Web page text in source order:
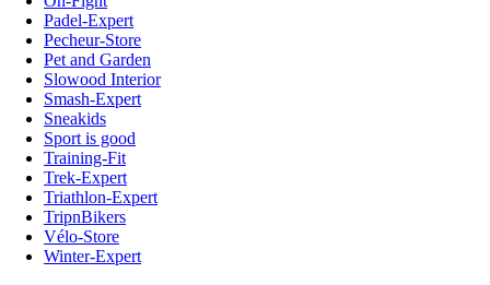
Padel-Expert
Pecheur-Store
Pet and Garden
Slowood Interior
Smash-Expert
Sneakids
Sport is good
Training-Fit
Trek-Expert
Triathlon-Expert
TripnBikers
Vélo-Store
Winter-Expert